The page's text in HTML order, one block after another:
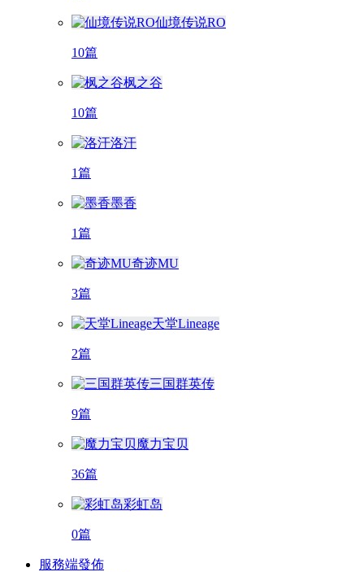
仙境传说RO
10篇
枫之谷
10篇
洛汗
1篇
墨香
1篇
奇迹MU
3篇
天堂Lineage
2篇
三国群英传
9篇
魔力宝贝
36篇
彩虹岛
0篇
服務端發佈